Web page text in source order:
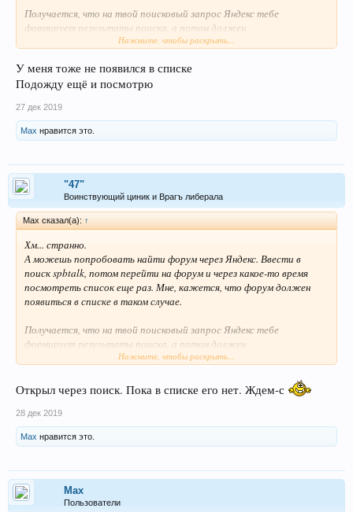
Получается, что на твой поисковый запрос Яндекс тебе
формирует результаты поиска, а потом должен
поинтересоваться - понравилось ли тебе там, куда он тебе
Нажмите, чтобы раскрыть...
У меня тоже не появился в списке
Подожду ещё и посмотрю
27 дек 2019
Max нравится это.
"47"
Воинствующий циник и Врагъ либерала
Max сказал(а): ↑
Хм... странно.
А можешь попробовать найти форум через Яндекс. Ввести в
поиск spbtalk, потом перейти на форум и через какое-то время
посмотреть список еще раз. Мне, кажется, что форум должен
появиться в списке в таком случае.
Получается, что на твой поисковый запрос Яндекс тебе
формирует результаты поиска, а потом должен
поинтересоваться - понравилось ли тебе там, куда он тебе
Нажмите, чтобы раскрыть...
Открыл через поиск. Пока в списке его нет. Ждем-с
28 дек 2019
Max нравится это.
Max
Пользователи